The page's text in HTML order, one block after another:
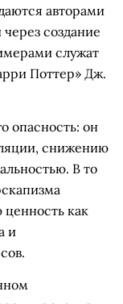
авторами
создание
служат
Поттер» Дж.
опасность: он
снижению
В то
ценность как
и